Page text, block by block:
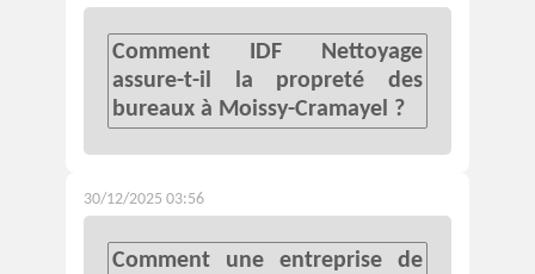
Comment IDF Nettoyage
assure-t-il la propreté des
bureaux à Moissy-Cramayel ?
30/12/2025 03:56
Comment une entreprise de